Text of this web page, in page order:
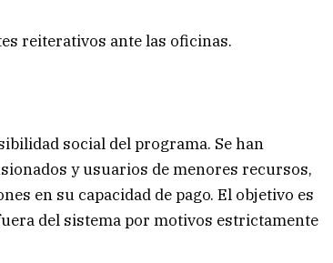
reiterativos ante las oficinas.
social del programa. Se han
y usuarios de menores recursos,
en su capacidad de pago. El objetivo es
del sistema por motivos estrictamente